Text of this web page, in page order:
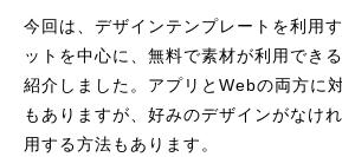
今回は、デザインテンプレートを利用
ットを中心に、無料で素材が利用でき
紹介しました。アプリとWebの両方に
もありますが、好みのデザインがなけ
用する方法もあります。